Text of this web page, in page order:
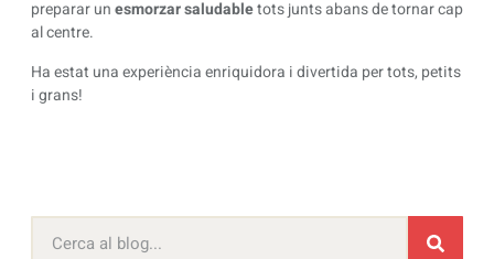
preparar unesmorzar saludabletots juntsabans de tornar cap
al centre.
Ha estat una experiència enriquidora i divertida per tots, petits
i grans!